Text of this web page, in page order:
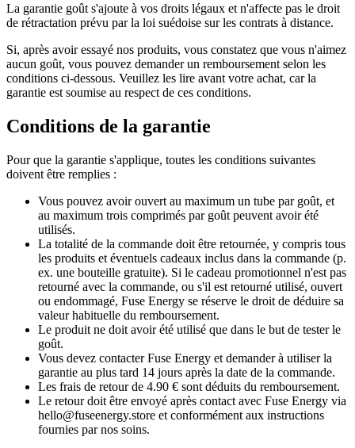
La garantie goût s'ajoute à vos droits légaux et n'affecte pas le droit
de rétractation prévu par la loi suédoise sur les contrats à distance.
Si, après avoir essayé nos produits, vous constatez que vous n'aimez
aucun goût, vous pouvez demander un remboursement selon les
conditions ci-dessous. Veuillez les lire avant votre achat, car la
garantie est soumise au respect de ces conditions.
Conditions de la garantie
Pour que la garantie s'applique, toutes les conditions suivantes
doivent être remplies :
Vous pouvez avoir ouvert au maximum un tube par goût, et
au maximum trois comprimés par goût peuvent avoir été
utilisés.
La totalité de la commande doit être retournée, y compris tous
les produits et éventuels cadeaux inclus dans la commande (p.
ex. une bouteille gratuite). Si le cadeau promotionnel n'est pas
retourné avec la commande, ou s'il est retourné utilisé, ouvert
ou endommagé, Fuse Energy se réserve le droit de déduire sa
valeur habituelle du remboursement.
Le produit ne doit avoir été utilisé que dans le but de tester le
goût.
Vous devez contacter Fuse Energy et demander à utiliser la
garantie au plus tard 14 jours après la date de la commande.
Les frais de retour de 4.90 € sont déduits du remboursement.
Le retour doit être envoyé après contact avec Fuse Energy via
hello@fuseenergy.store et conformément aux instructions
fournies par nos soins.